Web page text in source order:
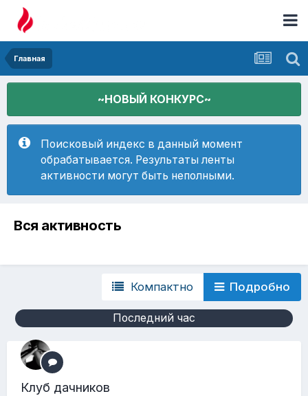
Главная
~НОВЫЙ КОНКУРС~
Поисковый индекс в данный момент
обрабатывается. Результаты ленты
активности могут быть неполными.
Вся активность
Компактно Подробно
Последний час
Клуб дачников